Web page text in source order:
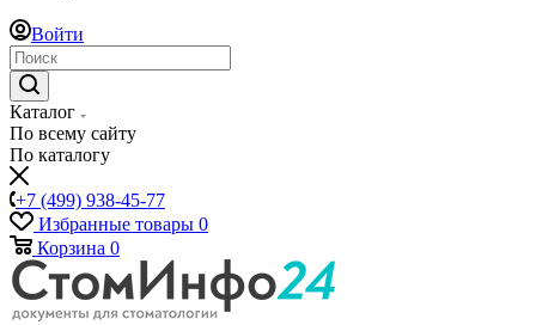
Войти
Каталог
По всему сайту
По каталогу
+7 (499) 938-45-77
Избранные товары 0
Корзина 0